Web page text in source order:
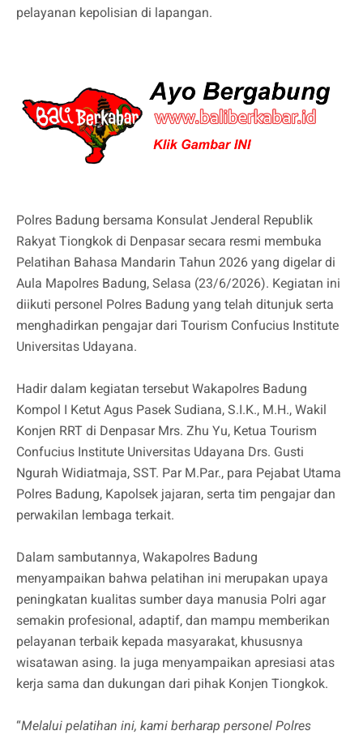
pelayanan kepolisian di lapangan.
Polres Badung bersama Konsulat Jenderal Republik
Rakyat Tiongkok di Denpasar secara resmi membuka
Pelatihan Bahasa Mandarin Tahun 2026 yang digelar di
Aula Mapolres Badung, Selasa (23/6/2026). Kegiatan ini
diikuti personel Polres Badung yang telah ditunjuk serta
menghadirkan pengajar dari Tourism Confucius Institute
Universitas Udayana.
Hadir dalam kegiatan tersebut Wakapolres Badung
Kompol I Ketut Agus Pasek Sudiana, S.I.K., M.H., Wakil
Konjen RRT di Denpasar Mrs. Zhu Yu, Ketua Tourism
Confucius Institute Universitas Udayana Drs. Gusti
Ngurah Widiatmaja, SST. Par M.Par., para Pejabat Utama
Polres Badung, Kapolsek jajaran, serta tim pengajar dan
perwakilan lembaga terkait.
Dalam sambutannya, Wakapolres Badung
menyampaikan bahwa pelatihan ini merupakan upaya
peningkatan kualitas sumber daya manusia Polri agar
semakin profesional, adaptif, dan mampu memberikan
pelayanan terbaik kepada masyarakat, khususnya
wisatawan asing. Ia juga menyampaikan apresiasi atas
kerja sama dan dukungan dari pihak Konjen Tiongkok.
“Melalui pelatihan ini, kami berharap personel Polres